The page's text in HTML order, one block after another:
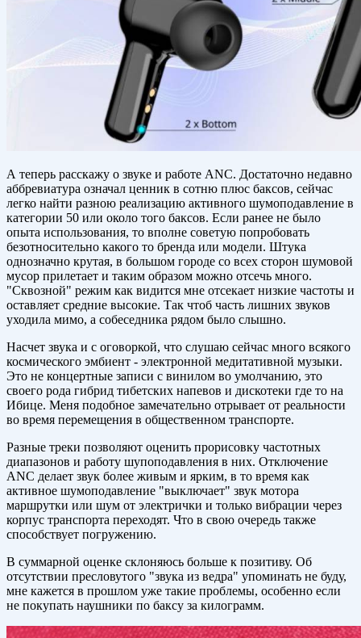
А теперь расскажу о звуке и работе ANC. Достаточно недавно
аббревиатура означал ценник в сотню плюс баксов, сейчас
легко найти разною реализацию активного шумоподавление в
категории 50 или около того баксов. Если ранее не было
опыта использования, то вполне советую попробовать
безотносительно какого то бренда или модели. Штука
однозначно крутая, в большом городе со всех сторон шумовой
мусор прилетает и таким образом можно отсечь много.
"Сквозной" режим как видится мне отсекает низкие частоты и
оставляет средние высокие. Так чтоб часть лишних звуков
уходила мимо, а собеседника рядом было слышно.
Насчет звука и с оговоркой, что слушаю сейчас много всякого
космического эмбиент - электронной медитативной музыки.
Это не концертные записи с винилом во умолчанию, это
своего рода гибрид тибетских напевов и дискотеки где то на
Ибице. Меня подобное замечательно отрывает от реальности
во время перемещения в общественном транспорте.
Разные треки позволяют оценить прорисовку частотных
диапазонов и работу шупоподавления в них. Отключение
ANC делает звук более живым и ярким, в то время как
активное шумоподавление "выключает" звук мотора
маршрутки или шум от электрички и только вибрации через
корпус транспорта переходят. Что в свою очередь также
способствует погружению.
В суммарной оценке склоняюсь больше к позитиву. Об
отсутствии пресловутого "звука из ведра" упоминать не буду,
мне кажется в прошлом уже такие проблемы, особенно если
не покупать наушники по баксу за килограмм.